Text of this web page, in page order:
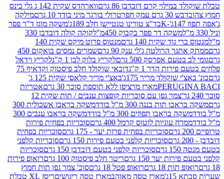
קרם דובדבן 86 גרם
ווארהדס שקית 142 ג גלי בינס
דבש 30 גרם עמק חפר
טרולי בורגר מיני בודד 10 גרם
מילקה
בד"צ טורינו טנטיישן חלב 189ג'
משקה מוגז ד"ר פפר
משקה דר פפר בקבוק 450מ"ל
קוקה קולה דובדבן 330
גוד שקית 140 גרם
מנטוס פרוט מיקס שקית 140
הרולטה ג'לי ענק 90 גרם
שמרים נמסים בואקום 450
אפרסק 500 גרם
לקריץ בלוק לבן 1 ק"ג
לקריץ וידאל
הדר 1 ק"ג
דובאי שוקולד חלב פיסטוק וקדאיף 75
שוקולד מריר 175ג'
באצ'י מריר קלאסי שקית 125 ג'
מארז מרציפן ללא תוספת סוכר 30 גרם
אטריות
צמר גפן עם סוכריות קופצות ענבים / תות שקית 12
תות בננה 300 מ"ל בודד
משקה בראבו אשכולית 300
בראבו תפוזים 300 מ"ל בודד
משקה בראבו ענבים 300
עוגיות לוטוס קרמל 400 גרם
סוכריות בפחית פירות
סוכריות בפחית פרות יער - 175 גרם
סוכריות בפחית
סוכריות קלפני בטעם פירות 150 גרם
סוכריות קלפני
סוכריות קלפני בטעם דובדבן 150 גרם
סוכריות
יער 150 גרם
ריטר חלב פיסטוק 100 גרם
רואופ פירות
תות 18 גרם
רואופ פטל 18 גרם
סוכ' צמר גפן תות חמוץ
מארז טסה מאוהב מארז טסה ריגושים
ריסז XL טבלת